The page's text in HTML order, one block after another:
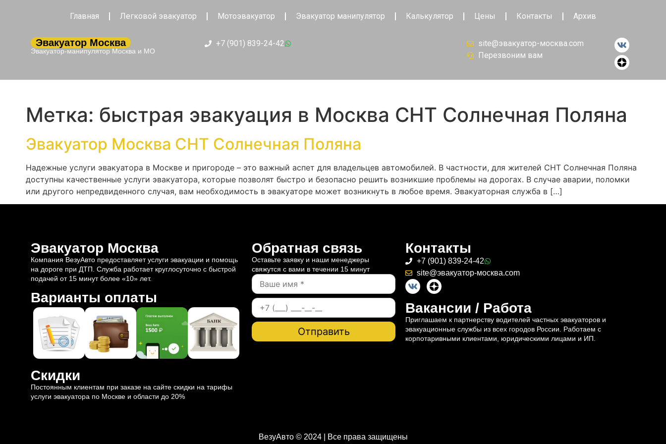
Главная Легковой эвакуатор Мотоэвакуатор Эвакуатор манипулятор Калькулятор Цены Контакты Архив
Эвакуатор Москва
Эвакуатор-манипулятор Москва и МО
+7 (901) 839-24-42
site@эвакуатор-москва.com
Перезвоним вам
Метка: быстрая эвакуация в Москва СНТ Солнечная Поляна
Эвакуатор Москва СНТ Солнечная Поляна
Надежные услуги эвакуатора в Москве и пригороде – это важный аспет для владельцев автомобилей. В частности, для жителей СНТ Солнечная Поляна
доступны качественные услуги эвакуатора, которые позволят быстро и безопасно решить возникшие проблемы на дорогах. В случае аварии, поломки
или другого непредвиденного случая, вам необходимость в эвакуаторе может возникнуть в любое время. Эвакуаторная служба в […]
Эвакуатор Москва
Компания ВезуАвто предоставляет услуги эвакуации и помощь
на дороге при ДТП. Служба работает круглосуточно с быстрой
подачей от 15 минут более «10» лет.
Варианты оплаты
Скидки
Постоянным клиентам при заказе на сайте скидки на тарифы
услуги эвакуатора по Москве и области до 20%
Обратная связь
Оставьте заявку и наши менеджеры
свяжутся с вами в течении 15 минут
Контакты
+7 (901) 839-24-42
site@эвакуатор-москва.com
Вакансии / Работа
Приглашаем к партнерству водителей частных эвакуаторов и
эвакуационные службы из всех городов России. Работаем с
корпотаривными клиентами, юридическими лицами и ИП.
ВезуАвто © 2024 | Все права защищены